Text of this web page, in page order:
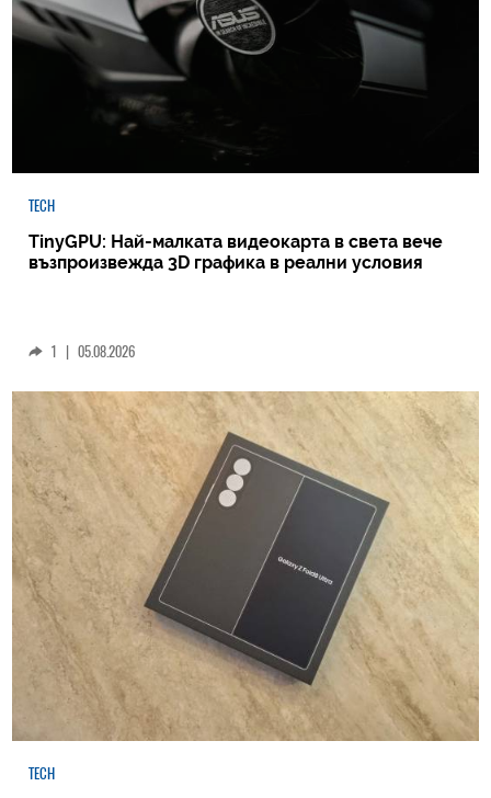
TECH
TinyGPU: Най-малката видеокарта в света вече
възпроизвежда 3D графика в реални условия
1 | 05.08.2026
TECH